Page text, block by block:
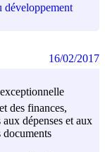
développement
des finances,
dépenses et aux
documents
16/02/2017